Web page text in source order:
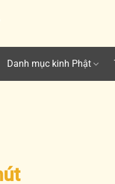
Danh mục kinh Phật